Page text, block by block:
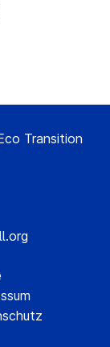
Transition